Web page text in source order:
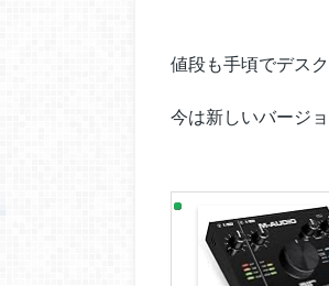
値段も手頃でデス
今は新しいバージ